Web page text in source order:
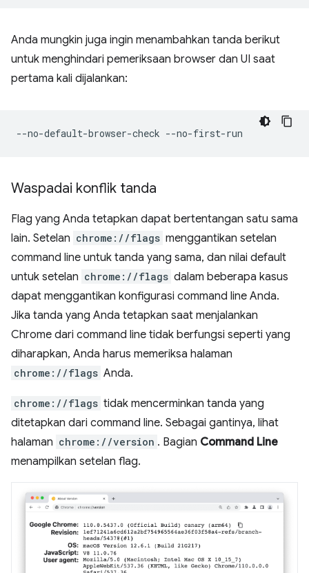
Anda mungkin juga ingin menambahkan tanda berikut
untuk menghindari pemeriksaan browser dan UI saat
pertama kali dijalankan:
Waspadai konflik tanda
Flag yang Anda tetapkan dapat bertentangan satu sama
lain. Setelan chrome://flags menggantikan setelan
command line untuk tanda yang sama, dan nilai default
untuk setelan chrome://flags dalam beberapa kasus
dapat menggantikan konfigurasi command line Anda.
Jika tanda yang Anda tetapkan saat menjalankan
Chrome dari command line tidak berfungsi seperti yang
diharapkan, Anda harus memeriksa halaman
chrome://flags Anda.
chrome://flags tidak mencerminkan tanda yang
ditetapkan dari command line. Sebagai gantinya, lihat
halaman chrome://version . Bagian Command Line
menampilkan setelan flag.